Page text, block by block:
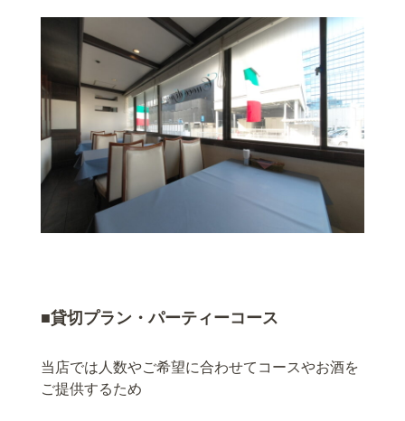
■貸切プラン・パーティーコース
当店では人数やご希望に合わせてコースやお酒を
ご提供するため